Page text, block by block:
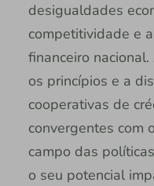
desigualdades
competitividade e
financeiro
os princípios e a
cooperativas de
convergentes com
campo das
o seu potencial